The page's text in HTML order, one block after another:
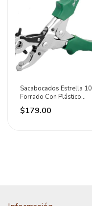
Sacabocados Estrella 10
Forrado Con Plástico
Lion Tools
$179.00